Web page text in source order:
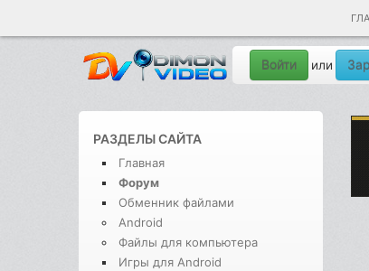
Войти или
РАЗДЕЛЫ САЙТА
Главная
Форум
Обменник файлами
Android
Файлы для компьютера
Игры для Android